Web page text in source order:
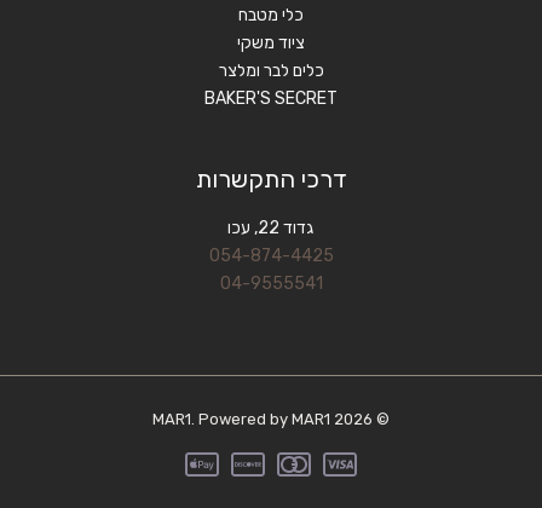
כלי מטבח
ציוד משקי
כלים לבר ומלצר
BAKER'S SECRET
דרכי התקשרות
גדוד 22, עכו
054-874-4425
04-9555541
© 2026 MAR1. Powered by MAR1